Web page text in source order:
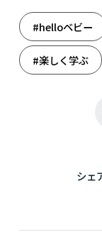
#helloベビー
#楽しく学ぶ
シェ